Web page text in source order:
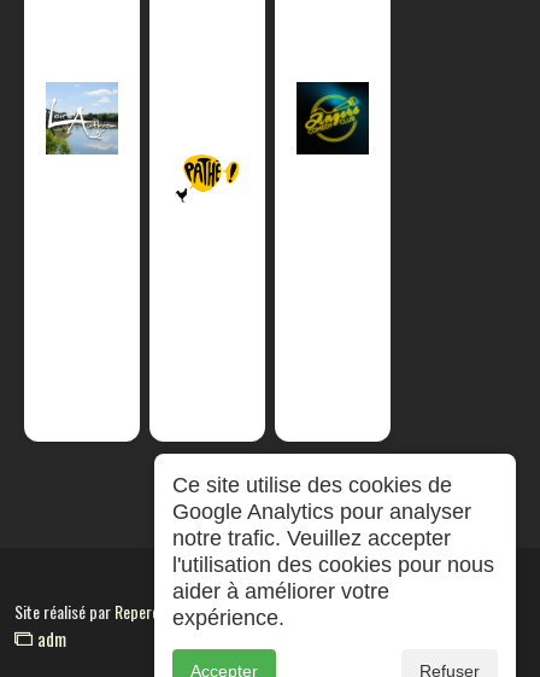
Site réalisé parRepereCom
adm
Ce site utilise des cookies de
Google Analytics pour analyser
notre trafic. Veuillez accepter
l'utilisation des cookies pour nous
aider à améliorer votre
expérience.
Accepter Refuser